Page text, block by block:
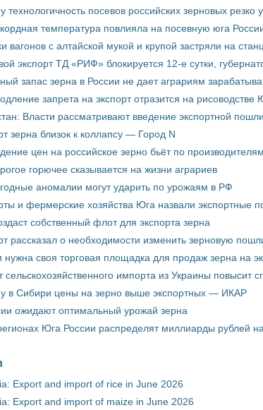
технологичность посевов российских зерновых резко
температура повлияла на посевную юга
вагонов с алтайской мукой и крупой застряли на
экспорт ТД «РИФ» блокируется 12-е сутки,
запас зерна в России не дает аграриям
запрета на экспорт отразится на рисоводстве
Власти рассматривают введение экспортной
зерна близок к коллапсу — Город N
цен на российское зерно бьёт по
горючее сказывается на жизни аграриев
аномалии могут ударить по урожаям в РФ
и фермерские хозяйства Юга назвали экспортные
собственный флот для экспорта зерна
рассказал о необходимости изменить зерновую
нужна своя торговая площадка для продаж зерна на
сельскохозяйственного импорта из Украины повысит
в Сибири цены на зерно выше экспортных — ИКАР
ожидают оптимальный урожай зерна
Юга России распределят миллиарды рублей
Export and import of rice in June 2026
Export and import of maize in June 2026